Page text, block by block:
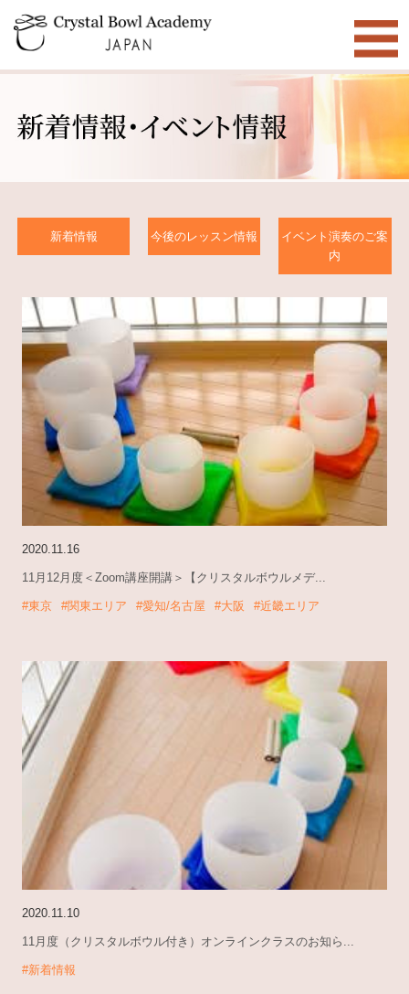
新着情報 今後のレッスン情報
イベント演奏のご案
内
2020.11.16
11月12月度＜Zoom講座開講＞【クリスタルボウルメデ...
#東京 #関東エリア #愛知/名古屋 #大阪 #近畿エリア
2020.11.10
11月度（クリスタルボウル付き）オンラインクラスのお知ら...
#新着情報